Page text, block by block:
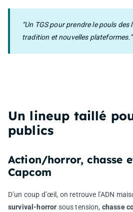
“Un TGS pour prendre le pouls
tradition et nouvelles plateformes.”
Un lineup taillé
publics
Action/horror, chasse
Capcom
D’un coup d’œil, on retrouve l’ADN
survival-horror sous tension, chasse